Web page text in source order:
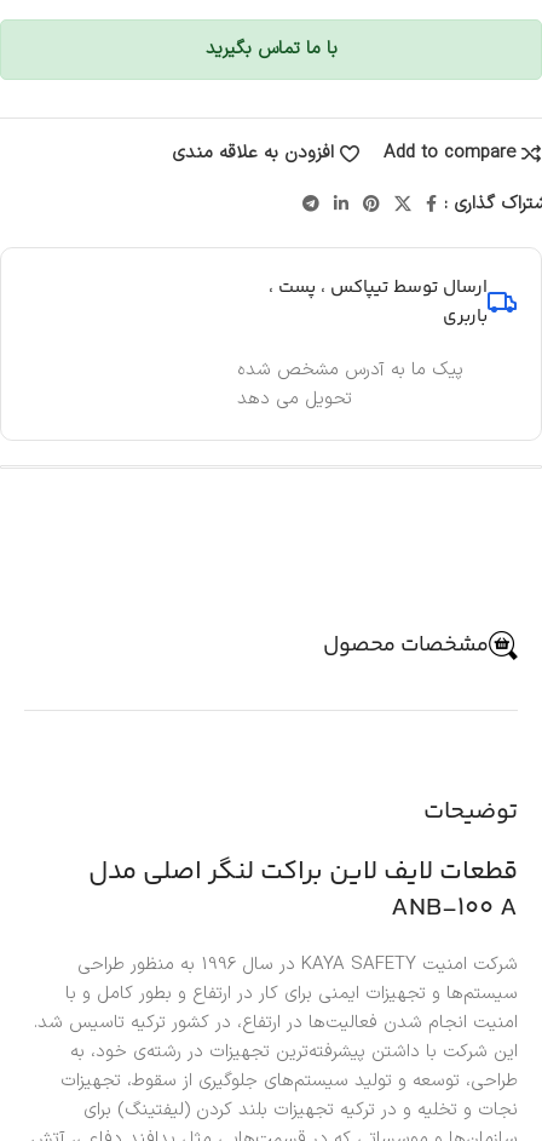
با ما تماس بگیرید
Add to compare
افزودن به علاقه مندی
گذاری :
ارسال توسط تیپاکس ، پست ،
باربری
پیک ما به آدرس مشخص شده
تحویل می دهد
توضیحات
قطعات لایف لاین براکت لنگر اصلی مدل
ANB-100 A
شرکت امنیت KAYA SAFETY در سال 1996 به منظور طراحی
سیستم‌ها و تجهیزات ایمنی برای کار در ارتفاع و بطور کامل و با
امنیت انجام شدن فعالیت‌ها در ارتفاع، در کشور ترکیه تاسیس شد.
این شرکت با داشتن پیشرفته‌ترین تجهیزات در رشته‌ی خود، به
طراحی، توسعه و تولید سیستم‌های جلوگیری از سقوط، تجهیزات
نجات و تخلیه و در ترکیه تجهیزات بلند کردن (لیفتینگ) برای
مشخصات محصول